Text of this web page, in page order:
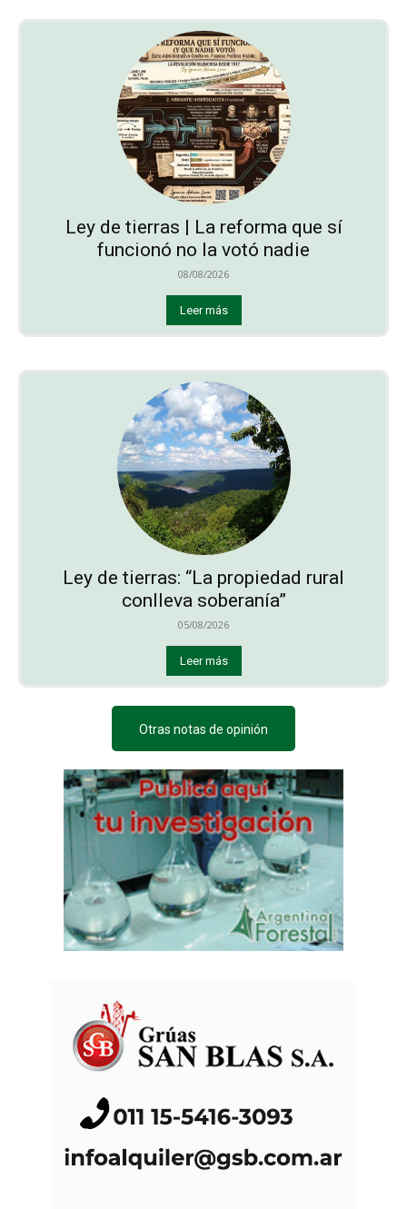
Ley de tierras | La reforma que sí
funcionó no la votó nadie
08/08/2026
Leer más
Ley de tierras: “La propiedad rural
conlleva soberanía”
05/08/2026
Leer más
Otras notas de opinión